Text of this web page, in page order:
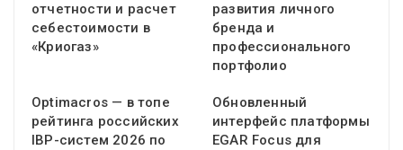
отчетности и расчет
себестоимости в
«Криогаз»
развития личного
бренда и
профессионального
портфолио
Optimacros — в топе
рейтинга российских
IBP-систем 2026 по
Обновленный
интерфейс платформы
EGAR Focus для